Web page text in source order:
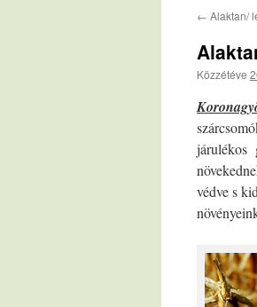
← Alaktan/
Közzétéve
járulékos
védve s